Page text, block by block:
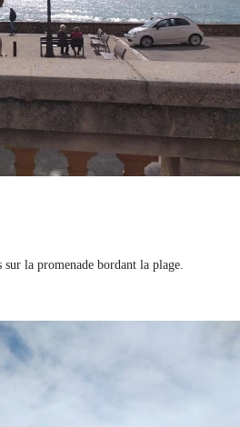
la promenade bordant la plage.